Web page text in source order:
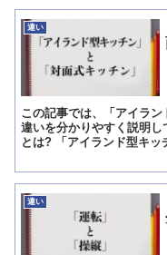
違い
この記事では、「アイラ
違いを分かりやすく説明し
とは? 「アイランド型キッ
違い